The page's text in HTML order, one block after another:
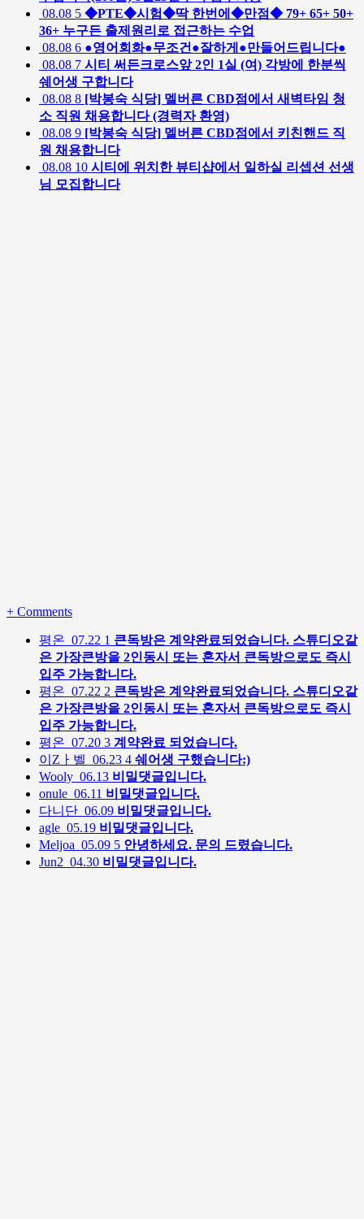
08.08 5 ◆PTE◆시험◆딱 한번에◆만점◆ 79+ 65+ 50+
36+ 누구든 출제원리로 접근하는 수업
08.08 6 ●영어회화●무조건●잘하게●만들어드립니다●
08.08 7 시티 써든크로스앞 2인 1실 (여) 각방에 한분씩
쉐어생 구합니다
08.08 8 [박봉숙 식당] 멜버른 CBD점에서 새벽타임 청
소 직원 채용합니다 (경력자 환영)
08.08 9 [박봉숙 식당] 멜버른 CBD점에서 키친핸드 직
원 채용합니다
08.08 10 시티에 위치한 뷰티샵에서 일하실 리셉션 선생
님 모집합니다
+ Comments
평온 07.22 1 큰독방은 계약완료되었습니다. 스튜디오같
은 가장큰방을 2인동시 또는 혼자서 큰독방으로도 즉시
입주 가능합니다.
평온 07.22 2 큰독방은 계약완료되었습니다. 스튜디오같
은 가장큰방을 2인동시 또는 혼자서 큰독방으로도 즉시
입주 가능합니다.
평온 07.20 3 계약완료 되었습니다.
이Zㅏ벨 06.23 4 쉐어생 구했습니다:)
Wooly 06.13 비밀댓글입니다.
onule 06.11 비밀댓글입니다.
다니단 06.09 비밀댓글입니다.
agle 05.19 비밀댓글입니다.
Meljoa 05.09 5 안녕하세요. 문의 드렸습니다.
Jun2 04.30 비밀댓글입니다.